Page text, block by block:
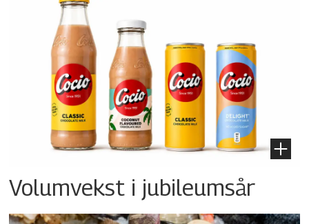
Volumvekst i jubileumsår